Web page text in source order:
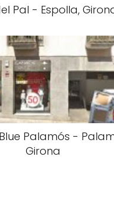
Pal - Espolla,
Palamós -
Girona